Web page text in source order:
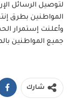
لتوصيل الرسائل
المواطنين بطرق
وأعلنت إستمرار
جميع المواطنين
شارك